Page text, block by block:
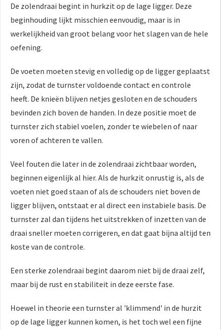
De zolendraai begint in hurkzit op de lage ligger. Deze
beginhouding lijkt misschien eenvoudig, maar is in
werkelijkheid van groot belang voor het slagen van de hele
oefening.
De voeten moeten stevig en volledig op de ligger geplaatst
zijn, zodat de turnster voldoende contact en controle
heeft. De knieën blijven netjes gesloten en de schouders
bevinden zich boven de handen. In deze positie moet de
turnster zich stabiel voelen, zonder te wiebelen of naar
voren of achteren te vallen.
Veel fouten die later in de zolendraai zichtbaar worden,
beginnen eigenlijk al hier. Als de hurkzit onrustig is, als de
voeten niet goed staan of als de schouders niet boven de
ligger blijven, ontstaat er al direct een instabiele basis. De
turnster zal dan tijdens het uitstrekken of inzetten van de
draai sneller moeten corrigeren, en dat gaat bijna altijd ten
koste van de controle.
Een sterke zolendraai begint daarom niet bij de draai zelf,
maar bij de rust en stabiliteit in deze eerste fase.
Hoewel in theorie een turnster al 'klimmend' in de hurzit
op de lage ligger kunnen komen, is het toch wel een fijne